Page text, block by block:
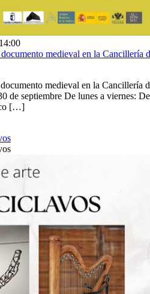
medieval en la Cancillería
medieval en la Cancillería
de septiembre De lunes a viernes: De
[…]